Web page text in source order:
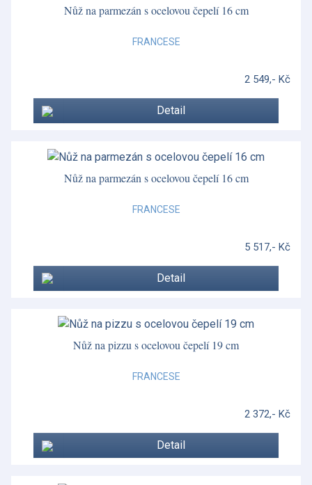
Nůž na parmezán s ocelovou čepelí 16 cm
FRANCESE
2 549,- Kč
Detail
Nůž na parmezán s ocelovou čepelí 16 cm
FRANCESE
5 517,- Kč
Detail
Nůž na pizzu s ocelovou čepelí 19 cm
FRANCESE
2 372,- Kč
Detail